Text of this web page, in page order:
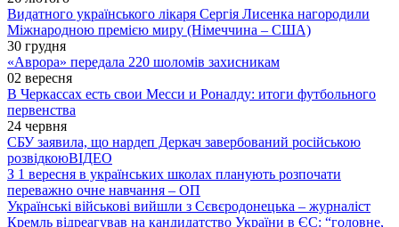
Видатного українського лікаря Сергія Лисенка нагородили
Міжнародною премією миру (Німеччина – США)
30 грудня
«Аврора» передала 220 шоломів захисникам
02 вересня
В Черкассах есть свои Месси и Роналду: итоги футбольного
первенства
24 червня
СБУ заявила, що нардеп Деркач завербований російською
розвідкоюВІДЕО
З 1 вересня в українських школах планують розпочати
переважно очне навчання – ОП
Українські військові вийшли з Сєвєродонецька – журналіст
Кремль відреагував на кандидатство України в ЄС: “головне,